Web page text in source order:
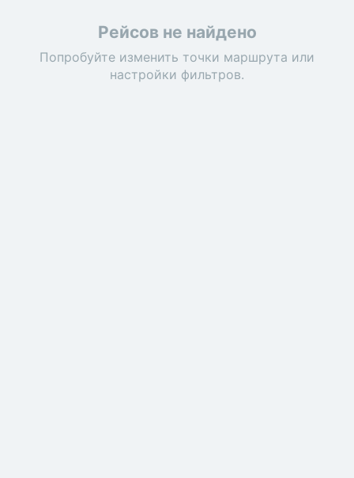
Рейсов не найдено
Попробуйте изменить точки маршрута или
настройки фильтров.